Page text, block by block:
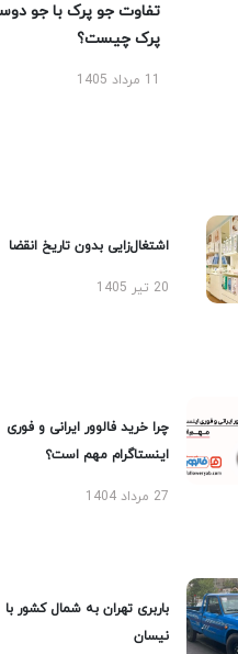
تفاوت جو پرک با جو
پرک چیست؟
11 مرداد 1405
اشتغال‌زایی بدون تاریخ انقضا
20 تیر 1405
چرا خرید فالوور ایرانی و فوری
اینستاگرام مهم است؟
27 مرداد 1404
باربری تهران به شمال کشور با
نیسان